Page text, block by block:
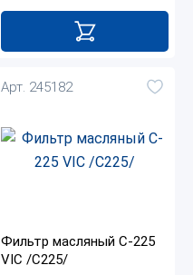
Арт. 245182
Фильтр масляный C-225
VIC /C225/